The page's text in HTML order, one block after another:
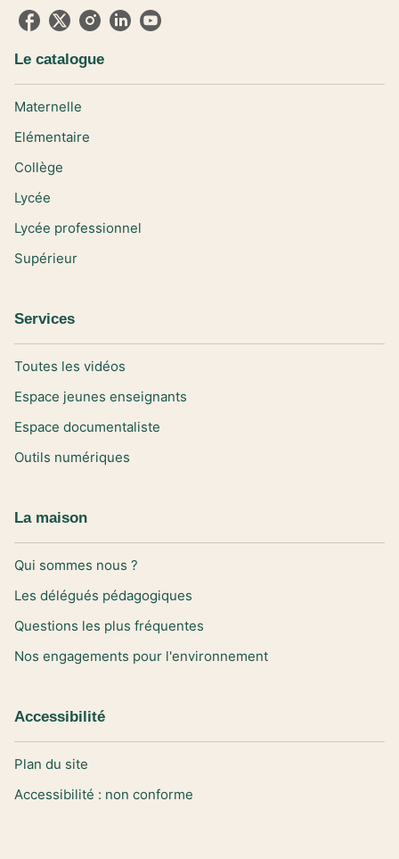
Le catalogue
Maternelle
Elémentaire
Collège
Lycée
Lycée professionnel
Supérieur
Services
Toutes les vidéos
Espace jeunes enseignants
Espace documentaliste
Outils numériques
La maison
Qui sommes nous ?
Les délégués pédagogiques
Questions les plus fréquentes
Nos engagements pour l'environnement
Accessibilité
Plan du site
Accessibilité : non conforme